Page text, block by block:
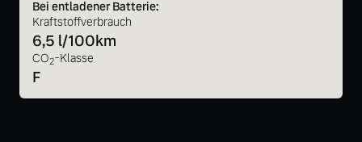
Bei entladener Batterie:
Kraftstoffverbrauch
6,5 l/100km
CO2-Klasse
F